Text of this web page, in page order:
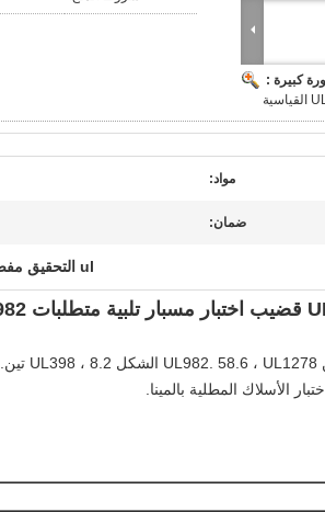
كبيرة :
مواد:
ضمان:
ul التحقيق مفصلية الإصبع
58.6 ، UL1278 الشكل 8.2 ، UL398 تين.
الأسلاك المطلية بالمينا.